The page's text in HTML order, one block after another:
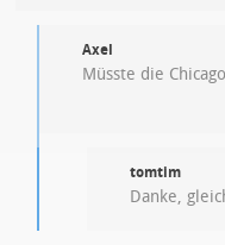
Axel
Müsste die
tomtim
Danke,